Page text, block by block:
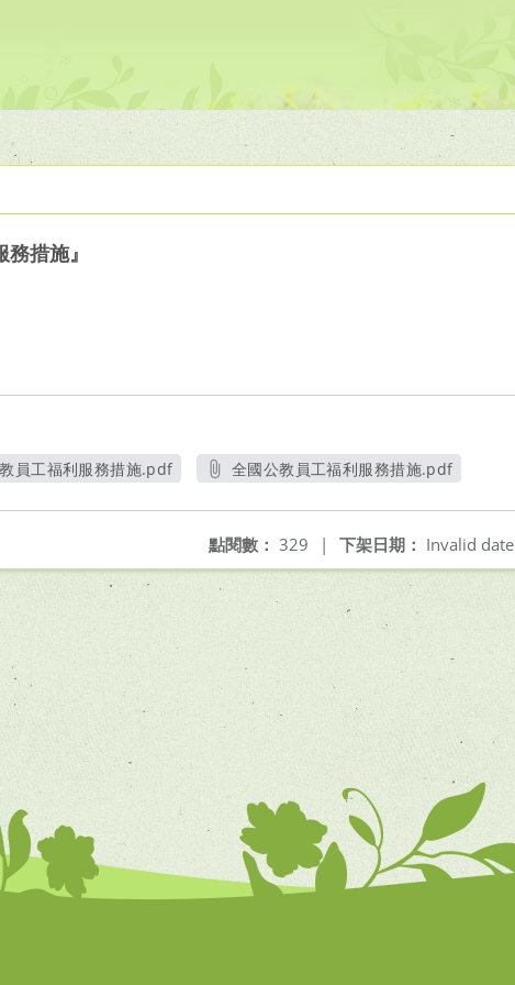
措施』
員工福利服務措施.pdf
全國公教員工福利服務措施.pdf
下架日期： Invalid date
點閱數： 329 |